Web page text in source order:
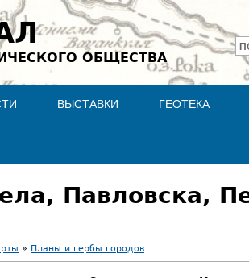
Jump to navigation
ОБЩЕСТВА
ВЫСТАВКИ ГЕОТЕКА
Павловска,
» Планы и гербы городов